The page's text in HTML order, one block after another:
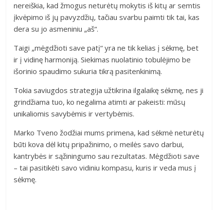
nereiškia, kad žmogus neturėtų mokytis iš kitų ar semtis
įkvėpimo iš jų pavyzdžių, tačiau svarbu paimti tik tai, kas
dera su jo asmeniniu „aš“.
Taigi „mėgdžioti save patį“ yra ne tik kelias į sėkmę, bet
ir į vidinę harmoniją. Siekimas nuolatinio tobulėjimo be
išorinio spaudimo sukuria tikrą pasitenkinimą.
Tokia saviugdos strategija užtikrina ilgalaikę sėkmę, nes ji
grindžiama tuo, ko negalima atimti ar pakeisti: mūsų
unikaliomis savybėmis ir vertybėmis.
Marko Tveno žodžiai mums primena, kad sėkmė neturėtų
būti kova dėl kitų pripažinimo, o meilės savo darbui,
kantrybės ir sąžiningumo sau rezultatas. Mėgdžioti save
– tai pasitikėti savo vidiniu kompasu, kuris ir veda mus į
sėkmę.